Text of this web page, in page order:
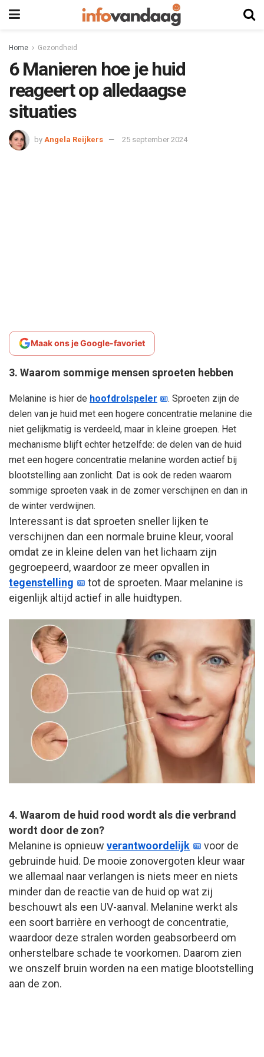
Home Gezondheid
6 Manieren hoe je huid
reageert op alledaagse
situaties
by Angela Reijkers 25 september 2024
Maak ons je Google-favoriet
3. Waarom sommige mensen sproeten hebben
Melanine is hier de hoofdrolspeler
. Sproeten zijn de
delen van je huid met een hogere concentratie melanine die
niet gelijkmatig is verdeeld, maar in kleine groepen. Het
mechanisme blijft echter hetzelfde: de delen van de huid
met een hogere concentratie melanine worden actief bij
blootstelling aan zonlicht. Dat is ook de reden waarom
sommige sproeten vaak in de zomer verschijnen en dan in
de winter verdwijnen.
Interessant is dat sproeten sneller lijken te
verschijnen dan een normale bruine kleur, vooral
omdat ze in kleine delen van het lichaam zijn
gegroepeerd, waardoor ze meer opvallen in
tegenstelling
tot de sproeten. Maar melanine is
eigenlijk altijd actief in alle huidtypen.
4. Waarom de huid rood wordt als die verbrand
wordt door de zon?
Melanine is opnieuw verantwoordelijk
voor de
gebruinde huid. De mooie zonovergoten kleur waar
we allemaal naar verlangen is niets meer en niets
minder dan de reactie van de huid op wat zij
beschouwt als een UV-aanval. Melanine werkt als
een soort barrière en verhoogt de concentratie,
waardoor deze stralen worden geabsorbeerd om
onherstelbare schade te voorkomen. Daarom zien
we onszelf bruin worden na een matige blootstelling
aan de zon.